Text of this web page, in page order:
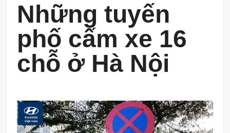
Những tuyến
phố cấm xe 16
chỗ ở Hà Nội